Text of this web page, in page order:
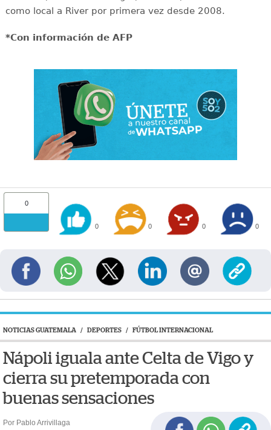
como local a River por primera vez desde 2008.
*Con información de AFP
0
0 0 0 0
NOTICIAS GUATEMALA / DEPORTES / FÚTBOL INTERNACIONAL
Nápoli iguala ante Celta de Vigo y
cierra su pretemporada con
buenas sensaciones
Por Pablo Arrivillaga